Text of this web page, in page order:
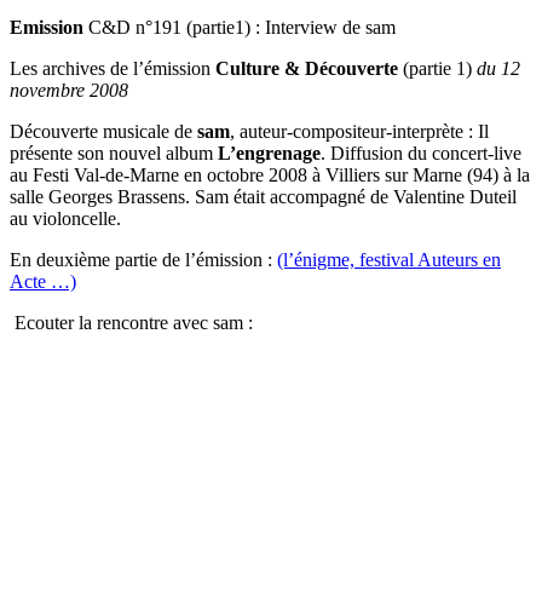
Emission C&D n°191 (partie1) : Interview de sam
Les archives de l’émission Culture & Découverte (partie 1) du 12
novembre 2008
Découverte musicale de sam, auteur-compositeur-interprète : Il
présente son nouvel album L’engrenage. Diffusion du concert-live
au Festi Val-de-Marne en octobre 2008 à Villiers sur Marne (94) à la
salle Georges Brassens. Sam était accompagné de Valentine Duteil
au violoncelle.
En deuxième partie de l’émission : (l’énigme, festival Auteurs en
Acte …)
Ecouter la rencontre avec sam :